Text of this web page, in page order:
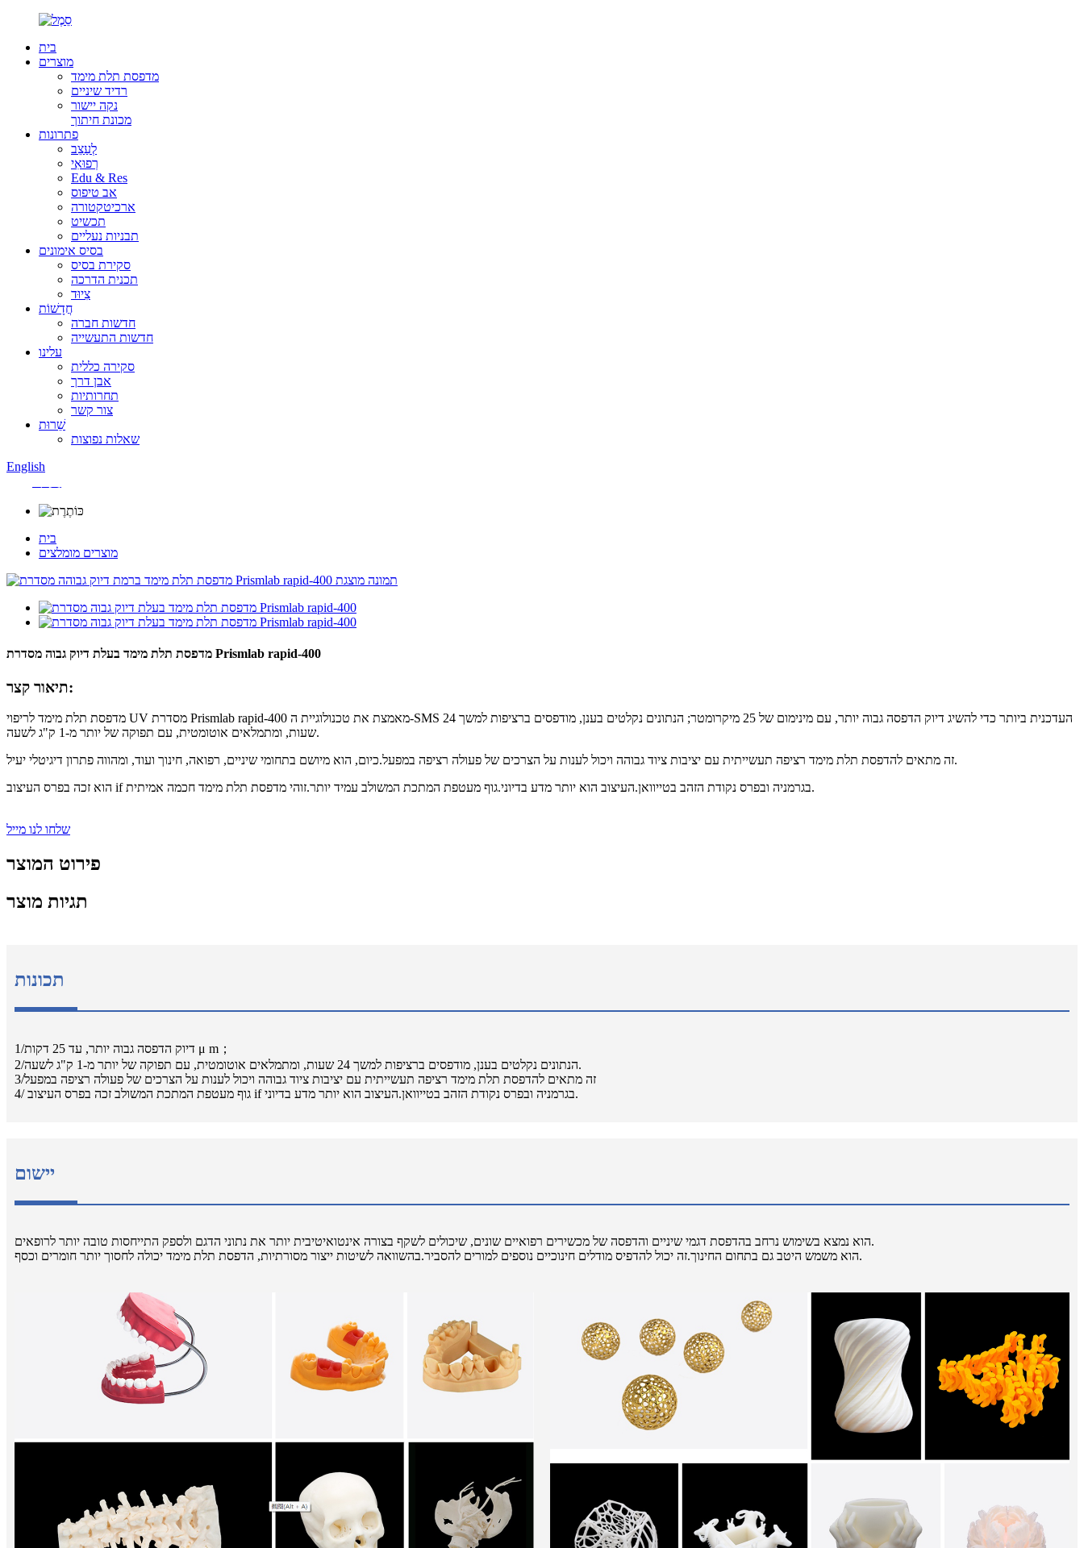
בית
מוצרים
מדפסת תלת מימד
רדיד שיניים
נקה יישור
מכונת חיתוך
פתרונות
לְעַצֵב
רְפוּאִי
Edu & Res
אב טיפוס
ארכיטקטורה
תכשיט
תבניות נעליים
בסיס אימונים
סקירת בסיס
תכנית הדרכה
צִיוּד
חֲדָשׁוֹת
חדשות חברה
חדשות התעשייה
עלינו
סקירה כללית
אבן דרך
תחרותיות
צור קשר
שֵׁרוּת
שאלות נפוצות
English
בית
מוצרים מומלצים
מדפסת תלת מימד בעלת דיוק גבוה מסדרת Prismlab rapid-400
תיאור קצר:
מדפסת תלת מימד לריפוי UV מסדרת Prismlab rapid-400 מאמצת את טכנולוגיית ה-SMS העדכנית ביותר כדי להשיג דיוק הדפסה גבוה יותר, עם מינימום של 25 מיקרומטר; הנתונים נקלטים בענן, מודפסים ברציפות למשך 24
שעות, ומתמלאים אוטומטית, עם תפוקה של יותר מ-1 ק"ג לשעה.
זה מתאים להדפסת תלת מימד רציפה תעשייתית עם יציבות ציוד גבוהה ויכול לענות על הצרכים של פעולה רציפה במפעל.כיום, הוא מיושם בתחומי שיניים, רפואה, חינוך ועוד, ומהווה פתרון דיגיטלי יעיל.
הוא זכה בפרס העיצוב if בגרמניה ובפרס נקודת הזהב בטייוואן.העיצוב הוא יותר מדע בדיוני.גוף מעטפת המתכת המשולב עמיד יותר.זוהי מדפסת תלת מימד חכמה אמיתית.
שלחו לנו מייל
פירוט המוצר
תגיות מוצר
תכונות
1/דיוק הדפסה גבוה יותר, עד 25 דקות μ m；
2/הנתונים נקלטים בענן, מודפסים ברציפות למשך 24 שעות, ומתמלאים אוטומטית, עם תפוקה של יותר מ-1 ק"ג לשעה.
3/זה מתאים להדפסת תלת מימד רציפה תעשייתית עם יציבות ציוד גבוהה ויכול לענות על הצרכים של פעולה רציפה במפעל
4/ גוף מעטפת המתכת המשולב זכה בפרס העיצוב if בגרמניה ובפרס נקודת הזהב בטייוואן.העיצוב הוא יותר מדע בדיוני.
יישום
הוא נמצא בשימוש נרחב בהדפסת דגמי שיניים והדפסה של מכשירים רפואיים שונים, שיכולים לשקף בצורה אינטואיטיבית יותר את נתוני הדגם ולספק התייחסות טובה יותר לרופאים.
הוא משמש היטב גם בתחום החינוך.זה יכול להדפיס מודלים חינוכיים נוספים למורים להסביר.בהשוואה לשיטות ייצור מסורתיות, הדפסת תלת מימד יכולה לחסוך יותר חומרים וכסף.